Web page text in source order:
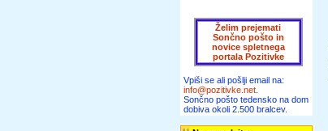
Želim prejemati
Sončno pošto in
novice spletnega
portala Pozitivke
Vpiši se ali pošlji email na:
info@pozitivke.net
Sončno pošto tedensko na dom
dobiva okoli 2.500 bralcev.